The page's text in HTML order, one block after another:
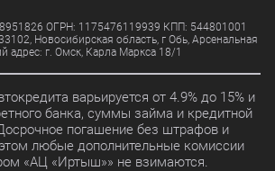
ОГРН: 1175476119939 КПП: 544801001
Новосибирская область, г Обь, Арсенальная
адрес: г. Омск, Карла Маркса 18/1
варьируется от 4.9% до 15% и
банка, суммы займа и кредитной
погашение без штрафов и
любые дополнительные комиссии
«АЦ «Иртыш»» не взимаются.